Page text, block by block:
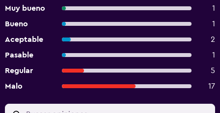
Muy bueno
1
Bueno
1
Aceptable
2
Pasable
1
Regular
5
Malo
17